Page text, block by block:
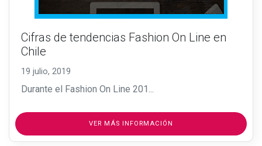
Cifras de tendencias Fashion On Line en
Chile
19 julio, 2019
Durante el Fashion On Line 201...
VER MÁS INFORMACIÓN